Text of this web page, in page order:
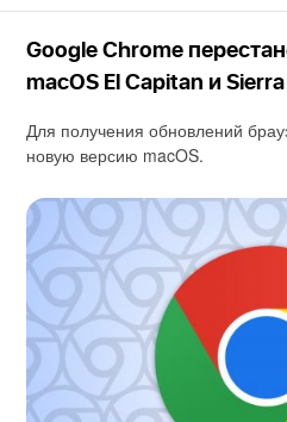
Google Chrome
macOS El Capitan и Sierra
Для получения обновлений
новую версию macOS.